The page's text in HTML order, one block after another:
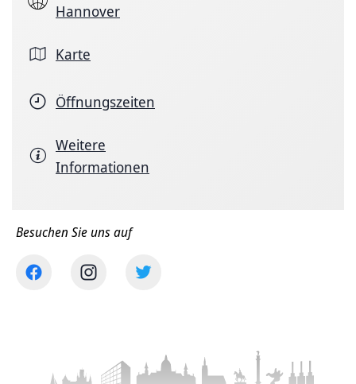
Hannover
Karte
Öffnungszeiten
Weitere
Informationen
Besuchen Sie uns auf